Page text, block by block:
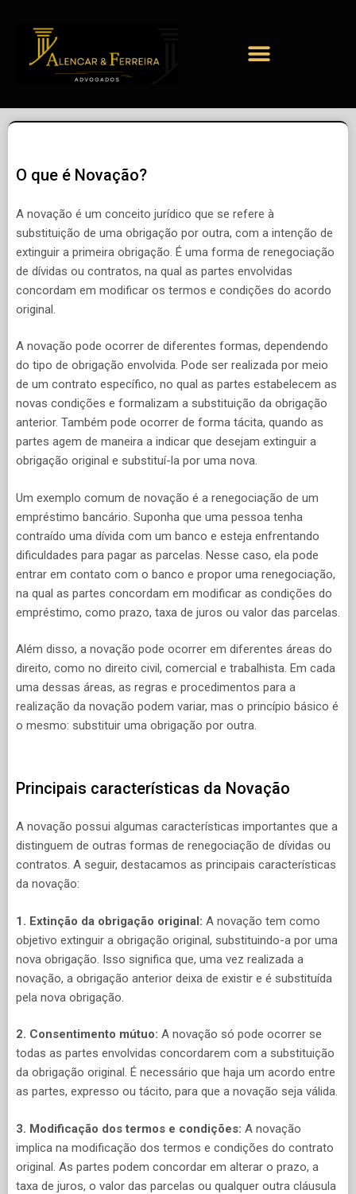
O que é Novação?
A novação é um conceito jurídico que se refere à
substituição de uma obrigação por outra, com a intenção de
extinguir a primeira obrigação. É uma forma de renegociação
de dívidas ou contratos, na qual as partes envolvidas
concordam em modificar os termos e condições do acordo
original.
A novação pode ocorrer de diferentes formas, dependendo
do tipo de obrigação envolvida. Pode ser realizada por meio
de um contrato específico, no qual as partes estabelecem as
novas condições e formalizam a substituição da obrigação
anterior. Também pode ocorrer de forma tácita, quando as
partes agem de maneira a indicar que desejam extinguir a
obrigação original e substituí-la por uma nova.
Um exemplo comum de novação é a renegociação de um
empréstimo bancário. Suponha que uma pessoa tenha
contraído uma dívida com um banco e esteja enfrentando
dificuldades para pagar as parcelas. Nesse caso, ela pode
entrar em contato com o banco e propor uma renegociação,
na qual as partes concordam em modificar as condições do
empréstimo, como prazo, taxa de juros ou valor das parcelas.
Além disso, a novação pode ocorrer em diferentes áreas do
direito, como no direito civil, comercial e trabalhista. Em cada
uma dessas áreas, as regras e procedimentos para a
realização da novação podem variar, mas o princípio básico é
o mesmo: substituir uma obrigação por outra.
Principais características da Novação
A novação possui algumas características importantes que a
distinguem de outras formas de renegociação de dívidas ou
contratos. A seguir, destacamos as principais características
da novação:
1. Extinção da obrigação original: A novação tem como
objetivo extinguir a obrigação original, substituindo-a por uma
nova obrigação. Isso significa que, uma vez realizada a
novação, a obrigação anterior deixa de existir e é substituída
pela nova obrigação.
2. Consentimento mútuo: A novação só pode ocorrer se
todas as partes envolvidas concordarem com a substituição
da obrigação original. É necessário que haja um acordo entre
as partes, expresso ou tácito, para que a novação seja válida.
3. Modificação dos termos e condições: A novação
implica na modificação dos termos e condições do contrato
original. As partes podem concordar em alterar o prazo, a
taxa de juros, o valor das parcelas ou qualquer outra cláusula